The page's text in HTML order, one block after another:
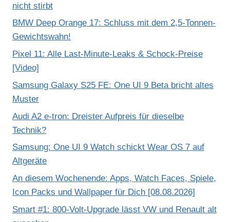
nicht stirbt
BMW Deep Orange 17: Schluss mit dem 2,5-Tonnen-
Gewichtswahn!
Pixel 11: Alle Last-Minute-Leaks & Schock-Preise
[Video]
Samsung Galaxy S25 FE: One UI 9 Beta bricht altes
Muster
Audi A2 e-tron: Dreister Aufpreis für dieselbe
Technik?
Samsung: One UI 9 Watch schickt Wear OS 7 auf
Altgeräte
An diesem Wochenende: Apps, Watch Faces, Spiele,
Icon Packs und Wallpaper für Dich [08.08.2026]
Smart #1: 800-Volt-Upgrade lässt VW und Renault alt